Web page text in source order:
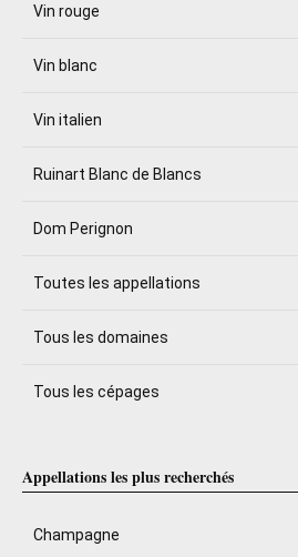
Vin rouge
Vin blanc
Vin italien
Ruinart Blanc de Blancs
Dom Perignon
Toutes les appellations
Tous les domaines
Tous les cépages
Appellations les plus recherchés
Champagne